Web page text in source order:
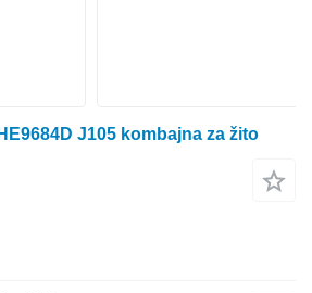
J105 kombajna za žito